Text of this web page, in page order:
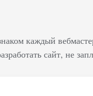
каждый
сайт, не